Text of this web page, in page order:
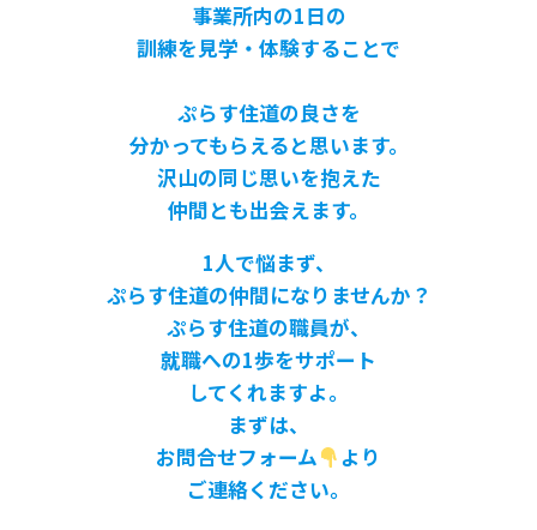
事業所内の1日の
訓練を見学・体験することで
ぷらす住道の良さを
分かってもらえると思います。
沢山の同じ思いを抱えた
仲間とも出会えます。
1人で悩まず、
ぷらす住道の仲間になりませんか？
ぷらす住道の職員が、
就職への1歩をサポート
してくれますよ。
まずは、
お問合せフォーム
より
ご連絡ください。